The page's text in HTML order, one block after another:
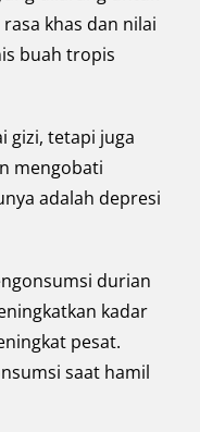
khas dan nilai
buah tropis
gizi, tetapi juga
mengobati
adalah depresi
durian
kadar
pesat.
saat hamil